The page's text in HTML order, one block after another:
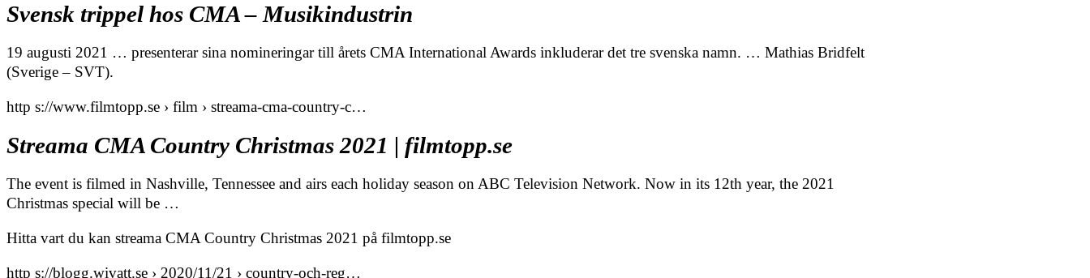
Svensk trippel hos CMA – Musikindustrin
19 augusti 2021 … presenterar sina nomineringar till årets CMA International Awards inkluderar det tre svenska namn. … Mathias Bridfelt
(Sverige – SVT).
http s://www.filmtopp.se › film › streama-cma-country-c…
Streama CMA Country Christmas 2021 | filmtopp.se
The event is filmed in Nashville, Tennessee and airs each holiday season on ABC Television Network. Now in its 12th year, the 2021
Christmas special will be …
Hitta vart du kan streama CMA Country Christmas 2021 på filmtopp.se
http s://blogg.wivatt.se › 2020/11/21 › country-och-reg…